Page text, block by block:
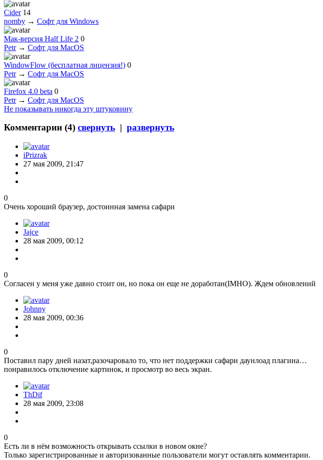
Cider 14
nomby → Софт для Windows
Мак-версия Half Life 2 0
Petr→ Софт для MacOS
WindowFlow (бесплатная лицензия!) 0
Petr→ Софт для MacOS
Firefox 4.0 beta 0
Petr→ Софт для MacOS
Не показывать никогда эту штуковину
Комментарии (4) свернуть | развернуть
iPrizrak
27 мая 2009, 21:47
0
Очень хороший браузер, достоинная замена сафари
Jajce
28 мая 2009, 00:12
0
Согласен у меня уже давно стоит он, но пока он еще не доработан(IMHO). Ждем обновлений
Johnny
28 мая 2009, 00:36
0
Поставил пару дней назат,разочаровало то, что нет поддержки сафари даунлоад плагина…
понравилось отключение картинок, и просмотр во весь экран.
ThDif
28 мая 2009, 23:08
0
Есть ли в нём возможность открывать ссылки в новом окне?
Только зарегистрированные и авторизованные пользователи могут оставлять комментарии.